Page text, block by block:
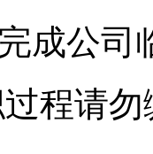
成公司
程请